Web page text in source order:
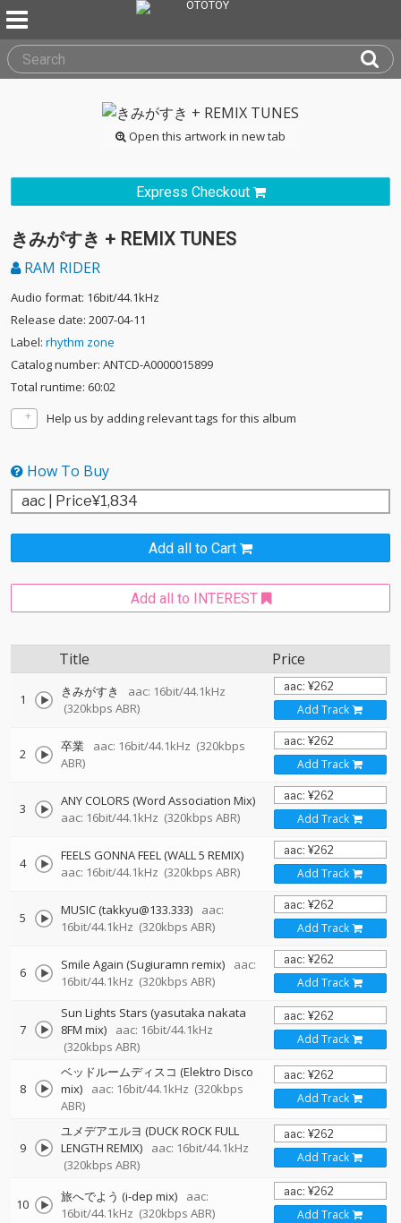
Open this artwork in new tab
Express Checkout
きみがすき + REMIX TUNES
RAM RIDER
Audio format: 16bit/44.1kHz
Release date: 2007-04-11
Label: rhythm zone
Catalog number: ANTCD-A0000015899
Total runtime: 60:02
Help us by adding relevant tags for this album
How To Buy
Add all to Cart
Add all to INTEREST
Title Price
1 きみがすき
aac: 16bit/44.1kHz
(320kbps ABR)
Add Track
2 卒業 aac: 16bit/44.1kHz (320kbps
ABR)
Add Track
3
ANY COLORS (Word Association Mix)
aac: 16bit/44.1kHz (320kbps ABR) Add Track
4
FEELS GONNA FEEL (WALL 5 REMIX)
aac: 16bit/44.1kHz (320kbps ABR) Add Track
5 MUSIC (takkyu@133.333)
aac:
16bit/44.1kHz (320kbps ABR) Add Track
6 Smile Again (Sugiuramn remix)
aac:
16bit/44.1kHz (320kbps ABR) Add Track
7
Sun Lights Stars (yasutaka nakata
8FM mix)
aac: 16bit/44.1kHz
(320kbps ABR)
Add Track
8
ベッドルームディスコ (Elektro Disco
mix)
aac: 16bit/44.1kHz (320kbps
ABR)
Add Track
9
ユメデアエルヨ (DUCK ROCK FULL
LENGTH REMIX)
aac: 16bit/44.1kHz
(320kbps ABR)
Add Track
10 旅へでよう (i-dep mix)
aac:
16bit/44.1kHz (320kbps ABR) Add Track